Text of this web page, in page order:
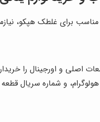
مناسب برای غلطک هپکو،
اصلی و اورجینال را
و شماره سریال